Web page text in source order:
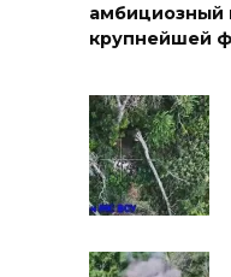
амбициозный
крупнейшей